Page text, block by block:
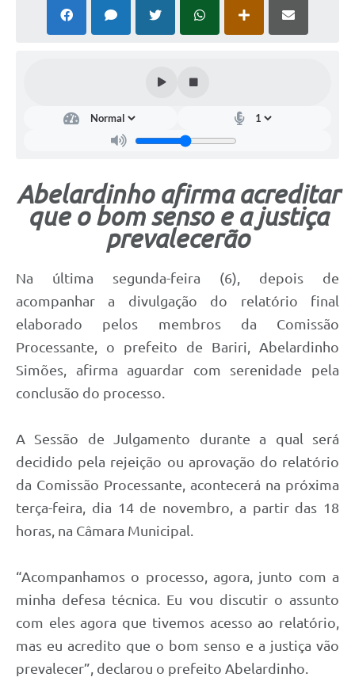
Abelardinho afirma acreditar
que o bom senso e a justiça
prevalecerão
Na última segunda-feira (6), depois de
acompanhar a divulgação do relatório final
elaborado pelos membros da Comissão
Processante, o prefeito de Bariri, Abelardinho
Simões, afirma aguardar com serenidade pela
conclusão do processo.
A Sessão de Julgamento durante a qual será
decidido pela rejeição ou aprovação do relatório
da Comissão Processante, acontecerá na próxima
terça-feira, dia 14 de novembro, a partir das 18
horas, na Câmara Municipal.
“Acompanhamos o processo, agora, junto com a
minha defesa técnica. Eu vou discutir o assunto
com eles agora que tivemos acesso ao relatório,
mas eu acredito que o bom senso e a justiça vão
prevalecer”, declarou o prefeito Abelardinho.